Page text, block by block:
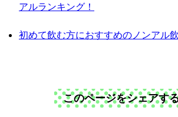
アルランキング！
初めて飲む方におすすめのノンアル
このページをシェアす